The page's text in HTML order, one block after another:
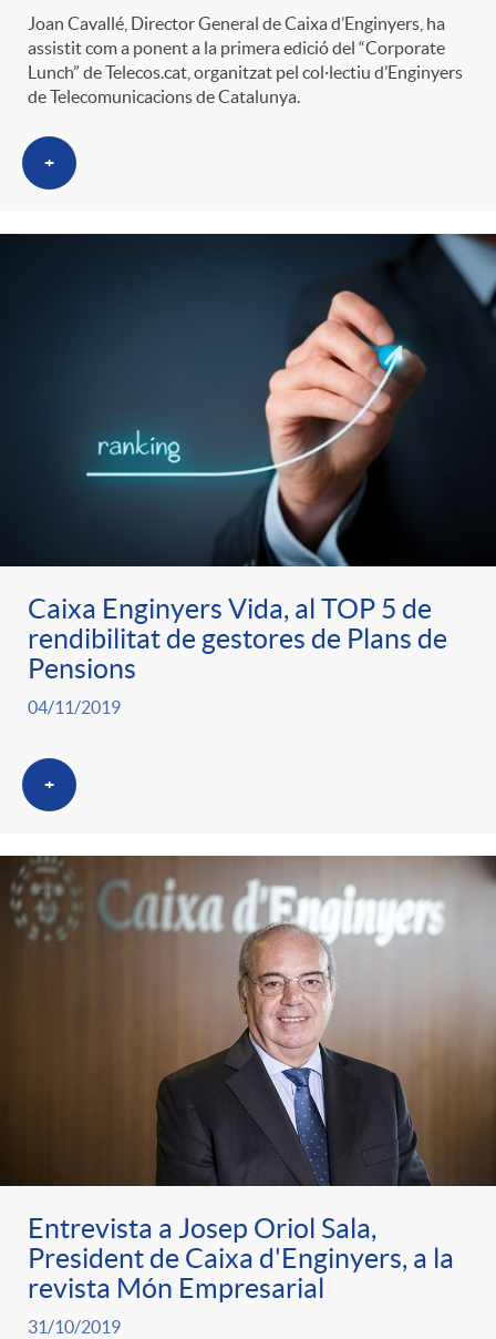
Joan Cavallé, Director General de Caixa d’Enginyers, ha
assistit com a ponent a la primera edició del “Corporate
Lunch” de Telecos.cat, organitzat pel col·lectiu d’Enginyers
de Telecomunicacions de Catalunya.
+
Caixa Enginyers Vida, al TOP 5 de
rendibilitat de gestores de Plans de
Pensions
04/11/2019
+
Entrevista a Josep Oriol Sala,
President de Caixa d'Enginyers, a la
revista Món Empresarial
31/10/2019